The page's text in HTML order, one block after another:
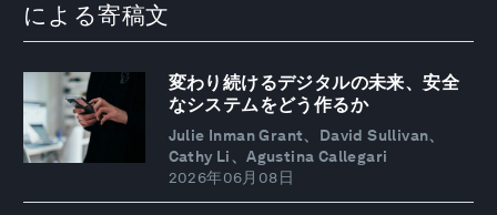
による寄稿文
変わり続けるデジタルの未来、安全
なシステムをどう作るか
Julie Inman Grant、David Sullivan、
Cathy Li、Agustina Callegari
2026年06月08日